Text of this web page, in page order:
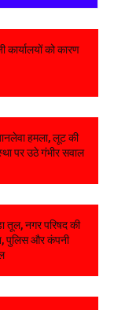
को कारण
हमला, लूट की
पर उठे गंभीर सवाल
तूल, नगर परिषद की
पुलिस और कंपनी